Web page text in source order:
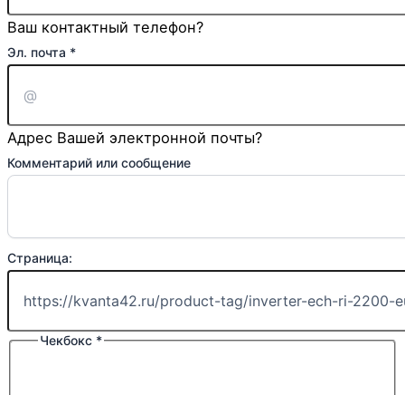
Ваш контактный телефон?
Эл. почта *
Адрес Вашей электронной почты?
Комментарий или сообщение
Страница:
Чекбокс *